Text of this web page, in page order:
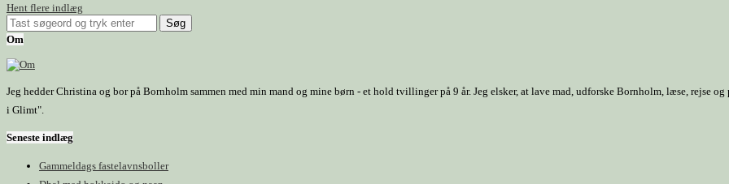
Hent flere indlæg
Om
Jeg hedder Christina og bor på Bornholm sammen med min mand og mine børn - et hold tvillinger på 9 år. Jeg elsker, at lave mad, udforske Bornholm, læse, rejse
i Glimt".
Seneste indlæg
Gammeldags fastelavnsboller